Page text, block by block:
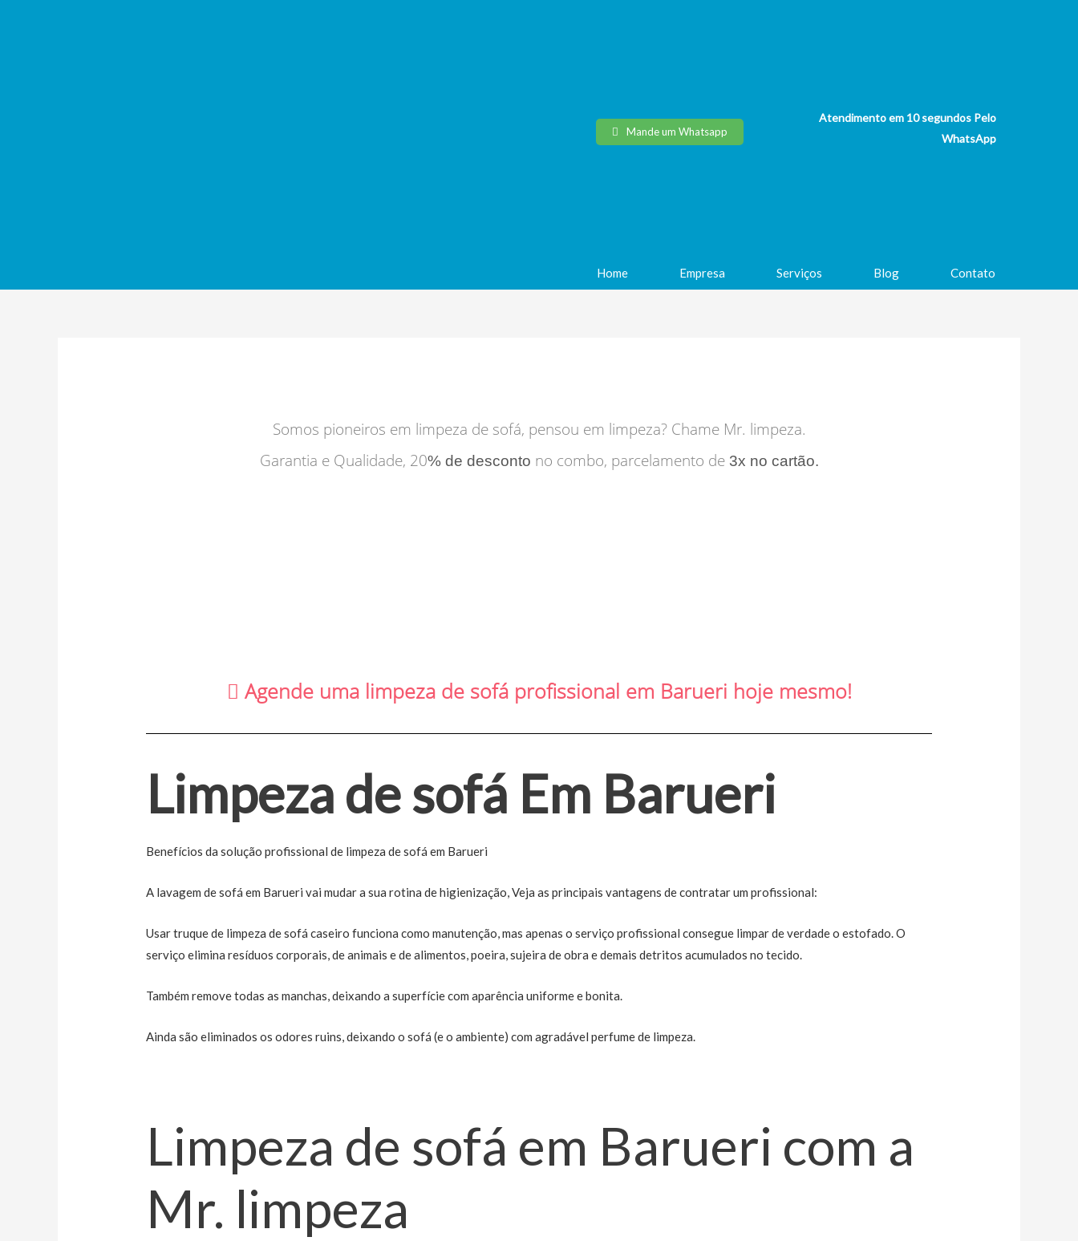
Mande um Whatsapp
Atendimento em 10 segundos Pelo
WhatsApp
Home Empresa Serviços Blog Contato
Somos pioneiros em limpeza de sofá, pensou em limpeza? Chame Mr. limpeza.
Garantia e Qualidade, 20% de desconto no combo, parcelamento de 3x no cartão.
Agende uma limpeza de sofá profissional em Barueri hoje mesmo!
Limpeza de sofá Em Barueri
Benefícios da solução profissional de limpeza de sofá em Barueri
A lavagem de sofá em Barueri vai mudar a sua rotina de higienização, Veja as principais vantagens de contratar um profissional:
Usar truque de limpeza de sofá caseiro funciona como manutenção, mas apenas o serviço profissional consegue limpar de verdade o estofado. O
serviço elimina resíduos corporais, de animais e de alimentos, poeira, sujeira de obra e demais detritos acumulados no tecido.
Também remove todas as manchas, deixando a superfície com aparência uniforme e bonita.
Ainda são eliminados os odores ruins, deixando o sofá (e o ambiente) com agradável perfume de limpeza.
Limpeza de sofá em Barueri com a
Mr. limpeza